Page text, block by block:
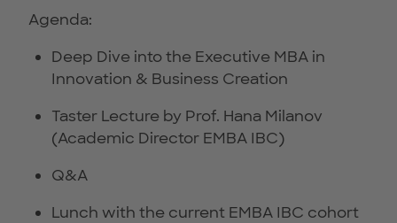
Agenda:
Deep Dive into the Executive MBA in
Innovation & Business Creation
Taster Lecture by Prof. Hana Milanov
(Academic Director EMBA IBC)
Q&A
Lunch with the current EMBA IBC cohort